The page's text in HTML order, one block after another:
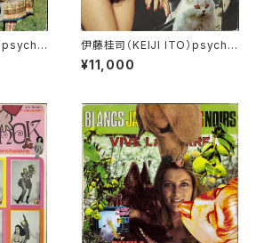
psyche
伊藤桂司（KEIJI ITO）psyche
delia records vol.3
¥11,000